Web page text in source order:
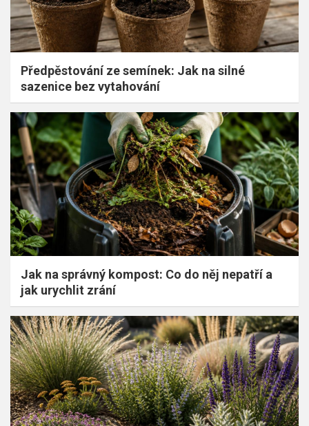
Předpěstování ze semínek: Jak na silné
sazenice bez vytahování
Jak na správný kompost: Co do něj nepatří a
jak urychlit zrání